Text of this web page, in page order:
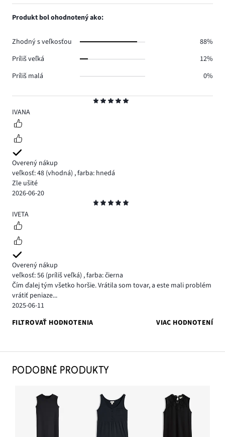
5
IVANA
Overený nákup
veľkosť: 48 (vhodná) ,farba: hnedá
Zle ušité
2026-06-20
5
IVETA
Overený nákup
veľkosť: 56 (príliš veľká) ,farba: čierna
Čím ďalej tým všetko horšie. Vrátila som tovar, a este mali problém
vrátiť peniaze...
2025-06-11
FILTROVAŤ HODNOTENIA
VIAC HODNOTENÍ
1,
Produkt bol ohodnotený ako:
Zhodný s veľkosťou
88%
Príliš veľká
12%
Príliš malá
0%
PODOBNÉ PRODUKTY